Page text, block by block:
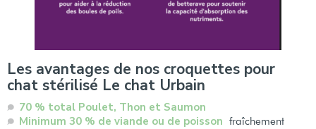
Les avantages de nos croquettes pour
chat stérilisé Le chat Urbain
70 % total Poulet, Thon et Saumon
Minimum 30 % de viande ou de poisson fraîchement